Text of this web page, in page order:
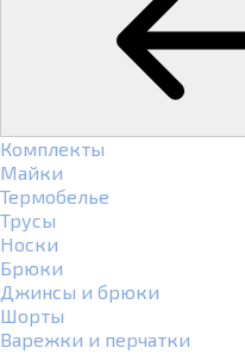
Комплекты
Майки
Термобелье
Трусы
Носки
Брюки
Джинсы и брюки
Шорты
Варежки и перчатки